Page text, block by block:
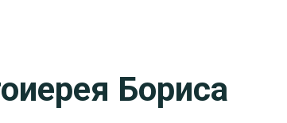
Бориса